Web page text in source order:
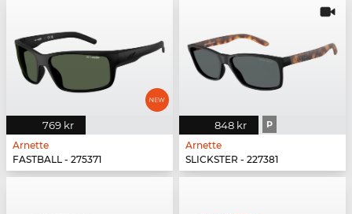
769 kr
Arnette
FASTBALL - 275371
848 kr P
Arnette
SLICKSTER - 227381